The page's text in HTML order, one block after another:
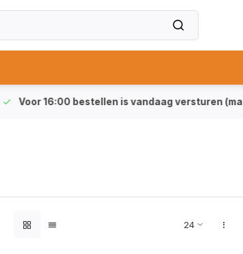
Voor 16:00 bestellen is vandaag versturen (ma-vrij)